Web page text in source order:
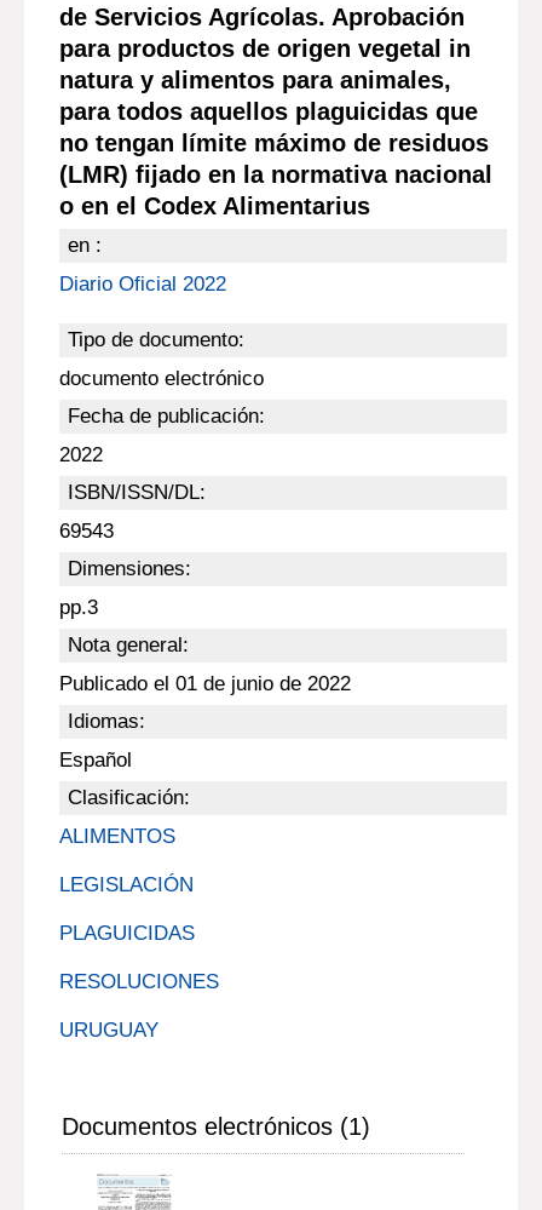
de Servicios Agrícolas. Aprobación
para productos de origen vegetal in
natura y alimentos para animales,
para todos aquellos plaguicidas que
no tengan límite máximo de residuos
(LMR) fijado en la normativa nacional
o en el Codex Alimentarius
en :
Diario Oficial 2022
Tipo de documento:
documento electrónico
Fecha de publicación:
2022
ISBN/ISSN/DL:
69543
Dimensiones:
pp.3
Nota general:
Publicado el 01 de junio de 2022
Idiomas:
Español
Clasificación:
ALIMENTOS
LEGISLACIÓN
PLAGUICIDAS
RESOLUCIONES
URUGUAY
Documentos electrónicos (1)